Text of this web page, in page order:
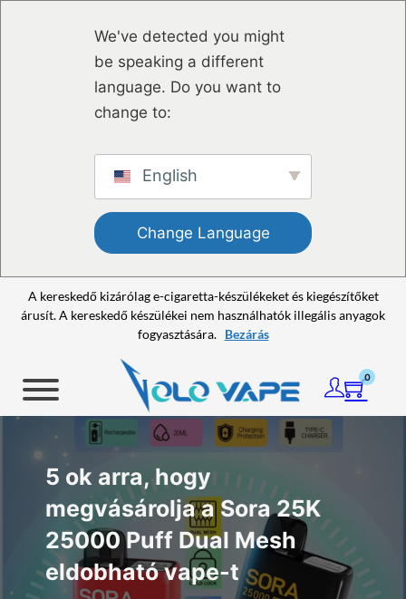
We've detected you might
be speaking a different
language. Do you want to
change to:
English
Change Language
A kereskedő kizárólag e-cigaretta-készülékeket és kiegészítőket
árusít. A kereskedő készülékei nem használhatók illegális anyagok
fogyasztására. Bezárás
0
5 ok arra, hogy
megvásárolja a Sora 25K
25000 Puff Dual Mesh
eldobható vape-t